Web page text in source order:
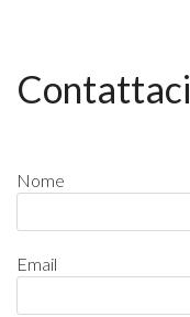
Contattaci
Nome
Email